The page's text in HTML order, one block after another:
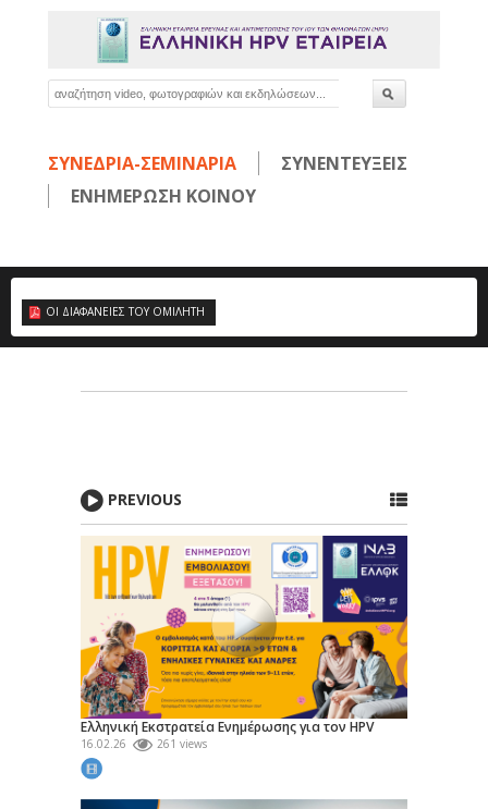
ΣΥΝΕΔΡΙΑ-ΣΕΜΙΝΑΡΙΑ
ΣΥΝΕΝΤΕΥΞΕΙΣ
ΕΝΗΜΕΡΩΣΗ ΚΟΙΝΟΥ
ΟΙ ΔΙΑΦΑΝΕΙΕΣ ΤΟΥ ΟΜΙΛΗΤΗ
PREVIOUS
Ελληνική Εκστρατεία Ενημέρωσης για τον HPV
16.02.26 261 views